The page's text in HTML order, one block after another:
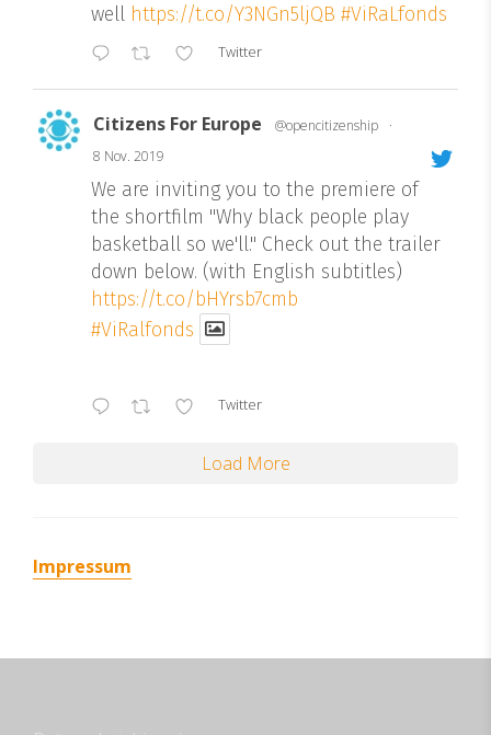
well https://t.co/Y3NGn5ljQB #ViRaLfonds
Twitter
Citizens For Europe @opencitizenship
·
8 Nov. 2019
We are inviting you to the premiere of
the shortfilm "Why black people play
basketball so we'll." Check out the trailer
down below. (with English subtitles)
https://t.co/bHYrsb7cmb
#ViRalfonds
Twitter
Load More
Impressum